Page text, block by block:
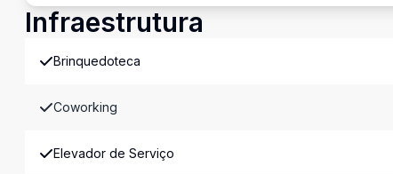
Infraestrutura
Brinquedoteca
Coworking
Elevador de Serviço